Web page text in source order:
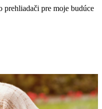
pre moje budúce